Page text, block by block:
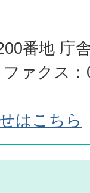
番地 庁
ァクス
はこちら